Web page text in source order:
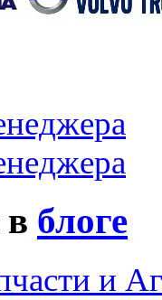
блоге
и